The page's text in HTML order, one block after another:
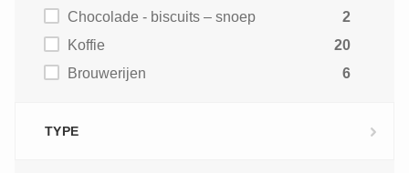
Chocolade - biscuits – snoep
2
Koffie
20
Brouwerijen
6
TYPE